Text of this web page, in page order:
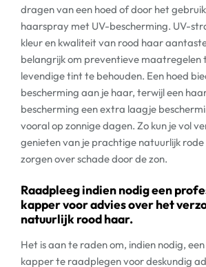
dragen van een hoed of door het
haarspray met UV-bescherming. UV-
kleur en kwaliteit van rood haar
belangrijk om preventieve maatregelen
levendige tint te behouden. Een hoed
bescherming aan je haar, terwijl een
bescherming een extra laagje
vooral op zonnige dagen. Zo kun je vol
genieten van je prachtige natuurlijk rode
zorgen over schade door de zon.
Raadpleeg indien nodig een
kapper voor advies over het
natuurlijk rood haar.
Het is aan te raden om, indien nodig,
kapper te raadplegen voor deskundig